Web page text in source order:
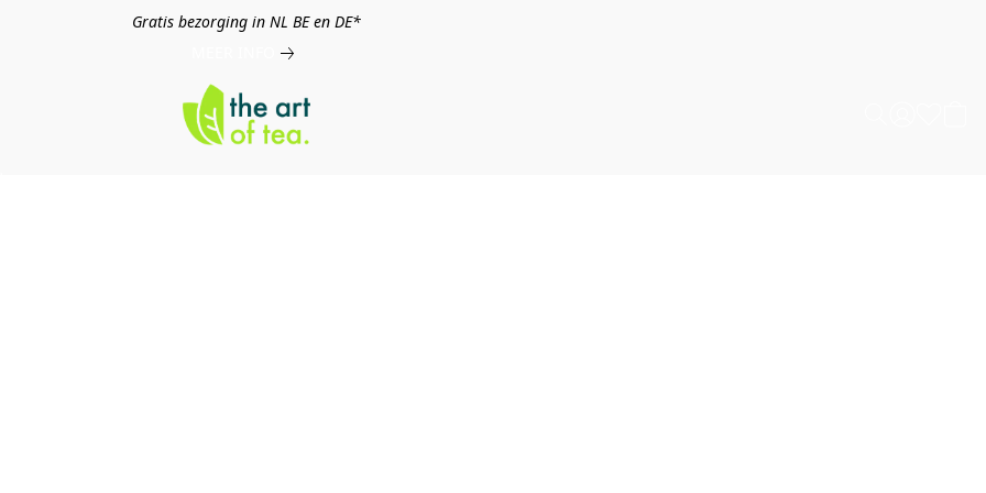
Gratis bezorging in NL BE en DE*